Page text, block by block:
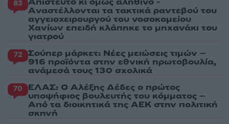
83
Aναστέλλονται τα τακτικά ραντεβού του
αγγειοχειρουργού του νοσοκομείου
Χανίων επειδή κλάπηκε το μηχανάκι του
γιατρού
72 Σούπερ μάρκετ: Νέες μειώσεις τιμών –
916 προϊόντα στην εθνική πρωτοβουλία,
ανάμεσά τους 130 σχολικά
70 ΕΛΑΣ: Ο Αλέξης Δέδες ο πρώτος
υποψήφιος βουλευτής του κόμματος –
Από τα διοικητικά της ΑΕΚ στην πολιτική
σκηνή